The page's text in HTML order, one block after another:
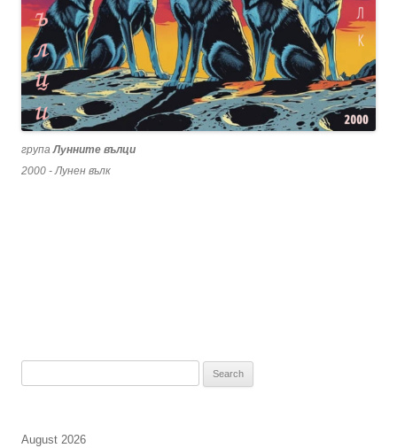
групаЛунните вълци
2000 - Лунен вълк
August 2026